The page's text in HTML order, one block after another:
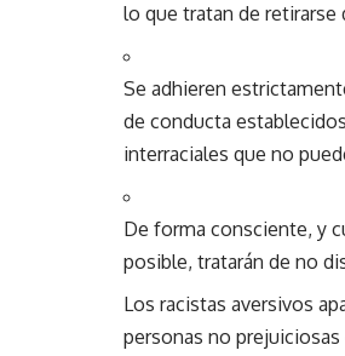
lo que tratan de retirarse
Se adhieren
de conducta
interraciales que no
De forma consciente, y
posible, tratarán de no
Los racistas aversivos
personas no